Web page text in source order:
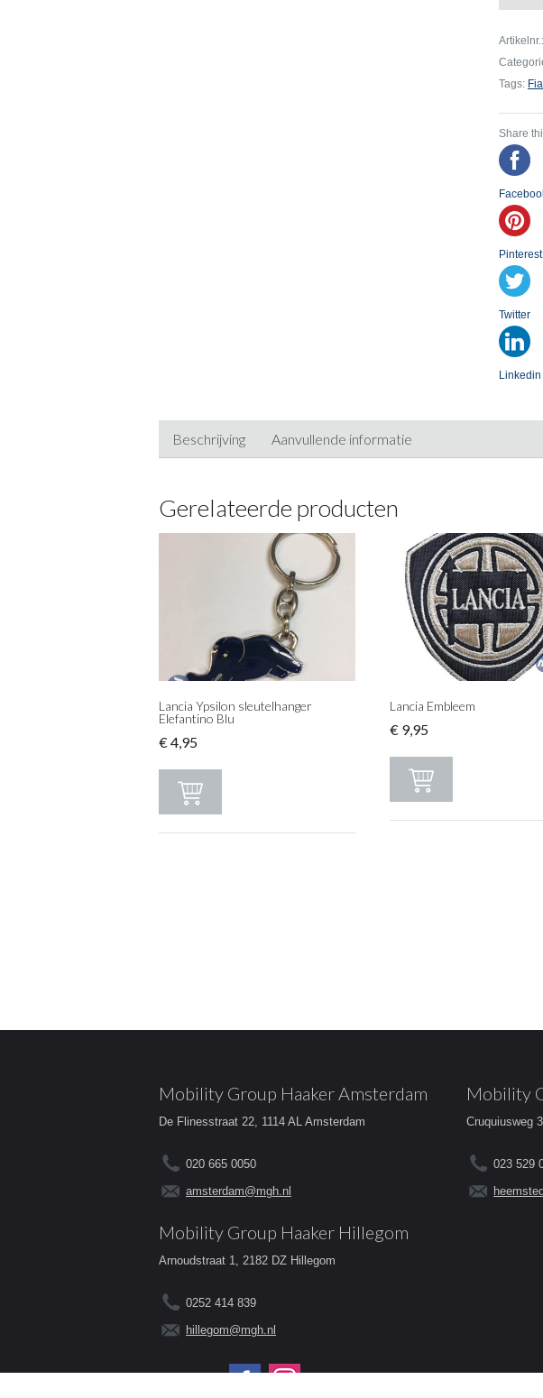
for
Dolce
aantal
Artikelnr.:
Tags:
Share
Pinterest
Twitter
Linkedin
Beschrijving Aanvullende informatie
Gerelateerde producten
Lancia Ypsilon sleutelhanger
Elefantino Blu
€4,95
Lancia Embleem
€9,95
Mobility Group Haaker Amsterdam
De Flinesstraat 22, 1114 AL Amsterdam
020 665 0050
amsterdam@mgh.nl
Mobility
Cruquiusweg
023 529
Mobility Group Haaker Hillegom
Arnoudstraat 1, 2182 DZ Hillegom
0252 414 839
hillegom@mgh.nl
Volg ons op: